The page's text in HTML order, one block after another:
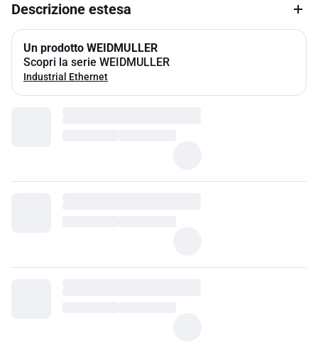
Descrizione estesa
Un prodotto WEIDMULLER
Scopri la serie WEIDMULLER
Industrial Ethernet